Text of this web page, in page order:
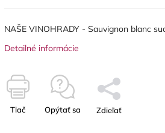
NAŠE VINOHRADY - Sauvignon blanc
Detailné informácie
Tlač Opýtať sa Zdieľať